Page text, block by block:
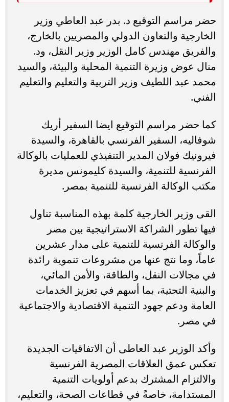
حضر مراسم التوقيع د. بدر عبد العاطي وزير
الخارجية والتعاون الدولي والمصريين بالخارج،
والفريق مهندس كامل الوزير وزير النقل، ود.
منال عوض وزيرة التنمية المحلية والبيئة، والسيد
محمد عبد اللطيف وزير التربية والتعليم والتعليم
الفني.
كما حضر مراسم التوقيع ايضا السفير أريك
شوفاليه، السفير الفرنسي بالقاهرة، والسيدة
فيرونيك فولان المدير التنفيذي للعمليات بالوكالة
الفرنسية للتنمية، والسيدة كليمونس مديرة
مكتب الوكالة الفرنسية للتنمية بمصر.
القى وزير الخارجية كلمة بهذه المناسبة تناول
فيها تطور الشراكة الاستراتيجية بين مصر
والوكالة الفرنسية للتنمية على مدار عشرين
عاماً، وما نتج عنها من مشروعات تنموية رائدة
في مجالات النقل، والطاقة، والأمن المائي،
والبنية التحتية، بما أسهم في تعزيز الخدمات
العامة ودعم جهود التنمية الاقتصادية والاجتماعية
في مصر.
وأكد الوزير عبد العاطى أن الاتفاقيات الجديدة
تعكس عمق العلاقات المصرية الفرنسية
والالتزام المشترك بدعم أولويات التنمية
المستدامة، خاصةً في قطاعات الصحة، والتعليم،